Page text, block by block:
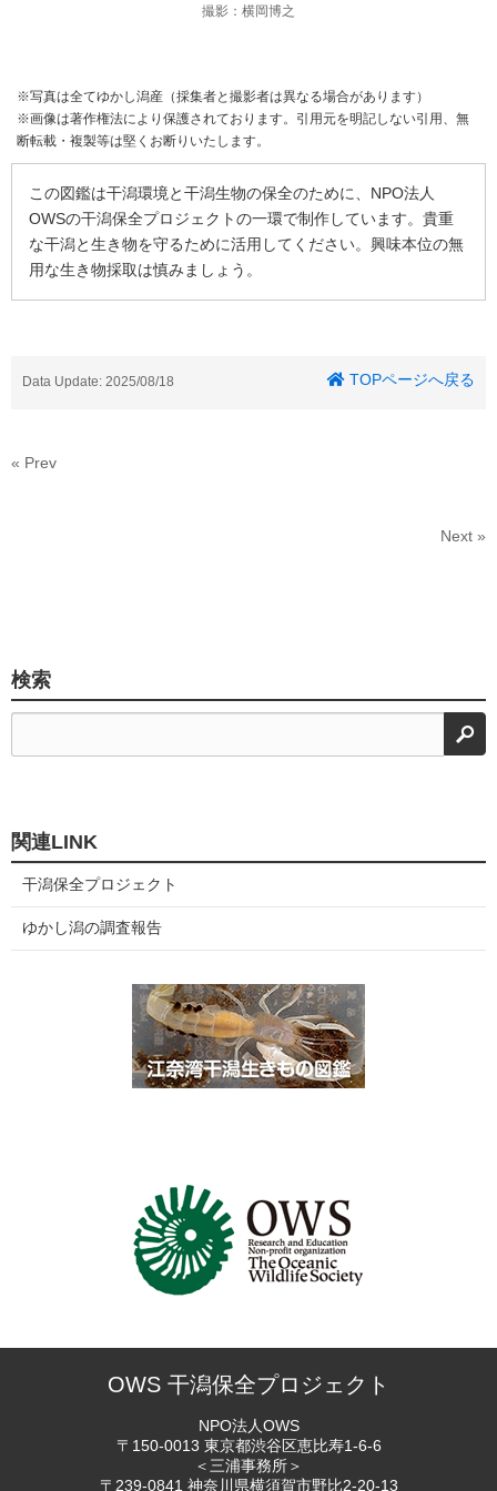
撮影：横岡博之
※写真は全てゆかし潟産（採集者と撮影者は異なる場合があります）
※画像は著作権法により保護されております。引用元を明記しない引用、無
断転載・複製等は堅くお断りいたします。
この図鑑は干潟環境と干潟生物の保全のために、NPO法人
OWSの干潟保全プロジェクトの一環で制作しています。貴重
な干潟と生き物を守るために活用してください。興味本位の無
用な生き物採取は慎みましょう。
Data Update: 2025/08/18 TOPページへ戻る
« Prev
Next »
検索
検
関連LINK
干潟保全プロジェクト
ゆかし潟の調査報告
OWS 干潟保全プロジェクト
NPO法人OWS
〒150-0013 東京都渋谷区恵比寿1-6-6
＜三浦事務所＞
〒239-0841 神奈川県横須賀市野比2-20-13